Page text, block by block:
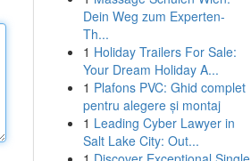
Dein Weg zum Experten-
Th...
1 Holiday Trailers For Sale:
Your Dream Holiday A...
1 Plafons PVC: Ghid complet
pentru alegere și montaj
1 Leading Cyber Lawyer in
Salt Lake City: Out...